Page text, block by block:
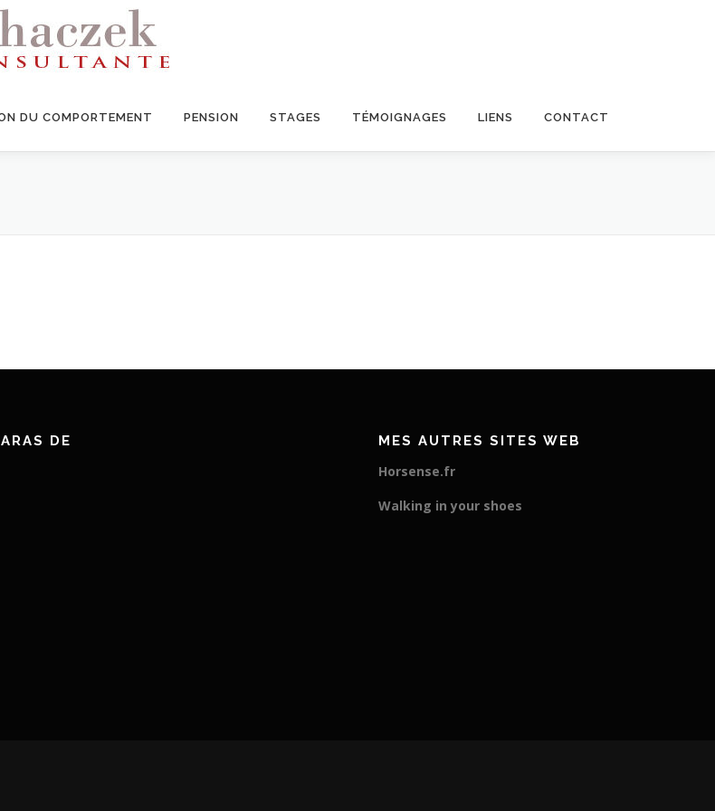
DU COMPORTEMENT PENSION STAGES TÉMOIGNAGES LIENS CONTACT
DE
MES AUTRES SITES WEB
Horsense.fr
Walking in your shoes